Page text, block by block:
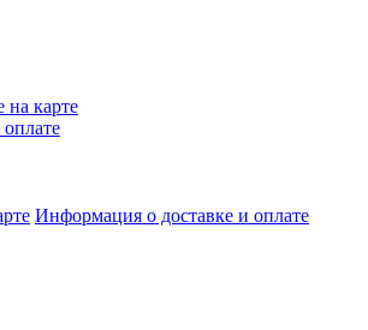
на карте
Информация о доставке и оплате